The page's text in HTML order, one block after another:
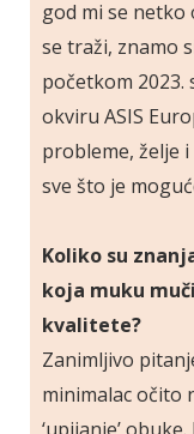
god mi se
se traži, znamo
početkom
okviru ASIS
probleme, želje
sve što je
Koliko su
koja muku
kvalitete?
Zanimljivo
minimalac očito